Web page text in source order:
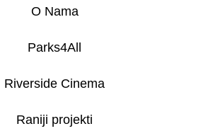
O Nama
Parks4All
Riverside Cinema
Raniji projekti